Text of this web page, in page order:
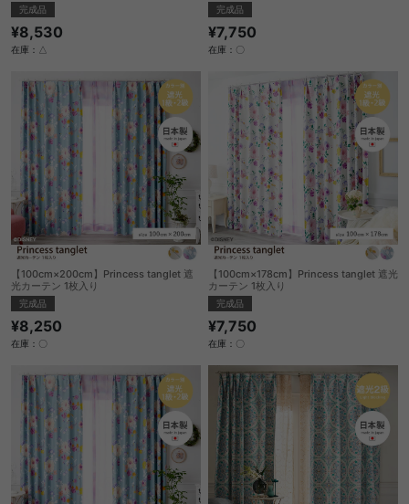
完成品
¥8,530
在庫：△
完成品
¥7,750
在庫：〇
【100cm×200cm】Princess tanglet 遮
光カーテン 1枚入り
完成品
¥8,250
在庫：〇
【100cm×178cm】Princess tanglet 遮光
カーテン 1枚入り
完成品
¥7,750
在庫：〇